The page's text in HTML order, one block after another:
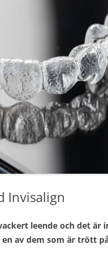
Invisalign
leende och det är
av dem som är trött